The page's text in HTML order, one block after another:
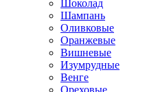
Шоколад
Шампань
Оливковые
Оранжевые
Вишневые
Изумрудные
Венге
Ореховые